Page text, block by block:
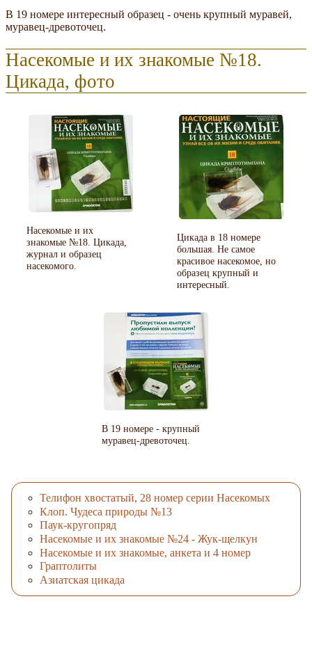
В 19 номере интересный образец - очень крупный муравей,
муравец-древоточец.
Насекомые и их знакомые №18.
Цикада, фото
Насекомые и их
знакомые №18. Цикада,
журнал и образец
насекомого.
Цикада в 18 номере
большая. Не самое
красивое насекомое, но
образец крупный и
интересный.
В 19 номере - крупный
муравец-древоточец.
Телифон хвостатый, 28 номер серии Насекомых
Клоп. Чудеса природы №13
Паук-кругопряд
Насекомые и их знакомые №24 - Жук-щелкун
Насекомые и их знакомые, анкета и 4 номер
Граптолиты
Азиатская цикада